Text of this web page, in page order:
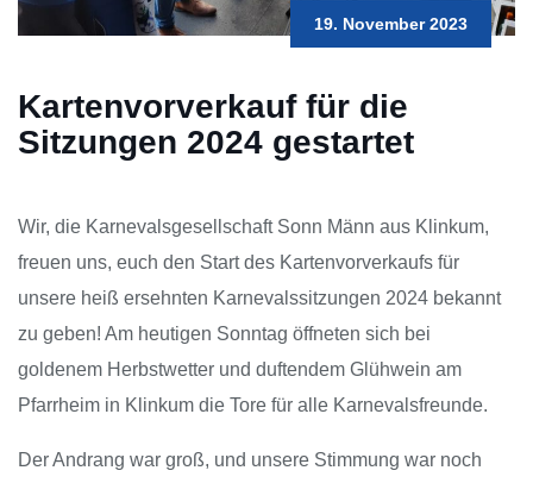
19. November 2023
Kartenvorverkauf für die
Sitzungen 2024 gestartet
Wir, die Karnevalsgesellschaft Sonn Männ aus Klinkum,
freuen uns, euch den Start des Kartenvorverkaufs für
unsere heiß ersehnten Karnevalssitzungen 2024 bekannt
zu geben! Am heutigen Sonntag öffneten sich bei
goldenem Herbstwetter und duftendem Glühwein am
Pfarrheim in Klinkum die Tore für alle Karnevalsfreunde.
Der Andrang war groß, und unsere Stimmung war noch